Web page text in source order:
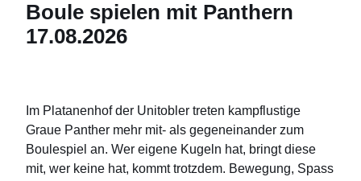
Boule spielen mit Panthern
17.08.2026
Im Platanenhof der Unitobler treten kampflustige
Graue Panther mehr mit- als gegeneinander zum
Boulespiel an. Wer eigene Kugeln hat, bringt diese
mit, wer keine hat, kommt trotzdem. Bewegung, Spass